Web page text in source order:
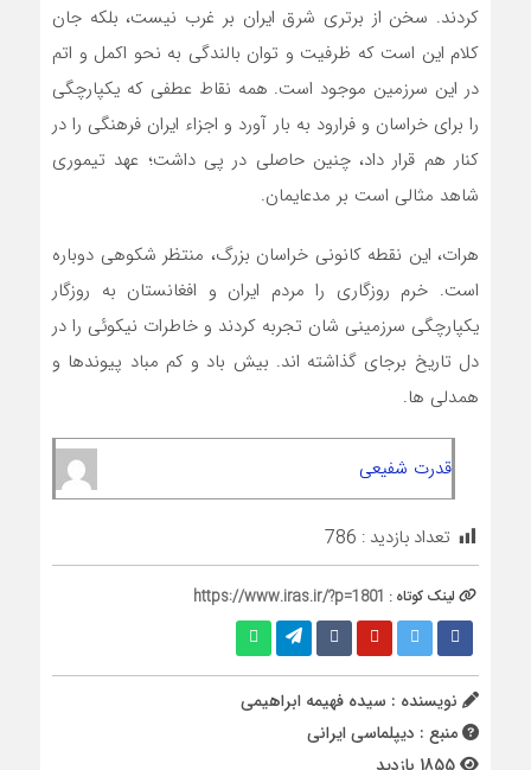
کردند. سخن از برتری شرق ایران بر غرب نیست، بلکه جان
کلام این است که ظرفیت و توان بالندگی به نحو اکمل و اتم
در این سرزمین موجود است. همه نقاط عطفی که یکپارچگی
را برای خراسان و فرارود به بار آورد و اجزاء ایران فرهنگی را در
کنار هم قرار داد، چنین حاصلی در پی داشت؛ عهد تیموری
شاهد مثالی است بر مدعایمان.
هرات، این نقطه کانونی خراسان بزرگ، منتظر شکوهی دوباره
است. خرم روزگاری را مردم ایران و افغانستان به روزگار
یکپارچگی سرزمینی شان تجربه کردند و خاطرات نیکوئی را در
دل تاریخ برجای گذاشته اند. بیش باد و کم مباد پیوندها و
همدلی ها.
قدرت شفیعی
تعداد بازدید : 786
لینک کوتاه : https://www.iras.ir/?p=1801
نویسنده : سیده فهیمه ابراهیمی
منبع : دیپلماسی ایرانی